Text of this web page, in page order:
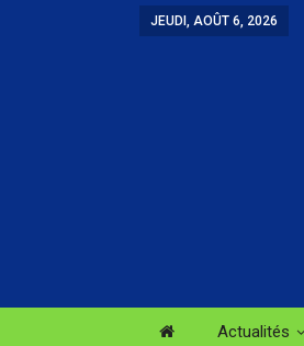
JEUDI, AOÛT 6, 2026
Actualités